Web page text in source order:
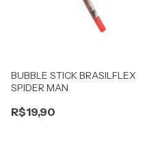
BUBBLE STICK BRASILFLEX
SPIDER MAN
R$19,90